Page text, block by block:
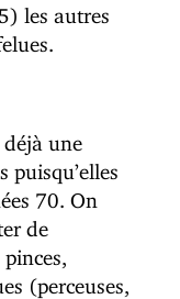
les autres
déjà une
puisqu’elles
70. On
de
(perceuses,